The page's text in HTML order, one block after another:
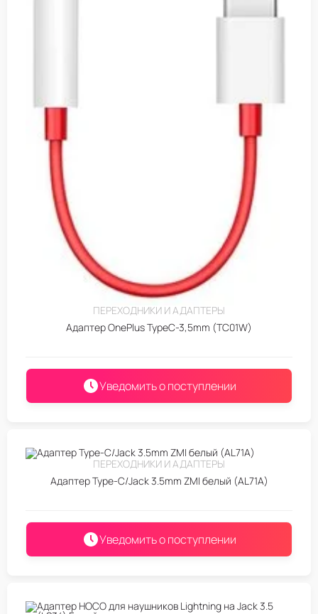
ПЕРЕХОДНИКИ И АДАПТЕРЫ
Адаптер OnePlus TypeC-3,5mm (TC01W)
Уведомить о поступлении
ПЕРЕХОДНИКИ И АДАПТЕРЫ
Адаптер Type-C/Jack 3.5mm ZMI белый (AL71A)
Уведомить о поступлении